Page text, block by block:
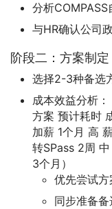
分析COMPASS
与HR确认公司
阶段二：方案制定
选择2-3种备选
成本效益分析：
方案 预计耗时
加薪 1个月 高
转SPass 2周
3个月）
优先尝试方
同步准备备